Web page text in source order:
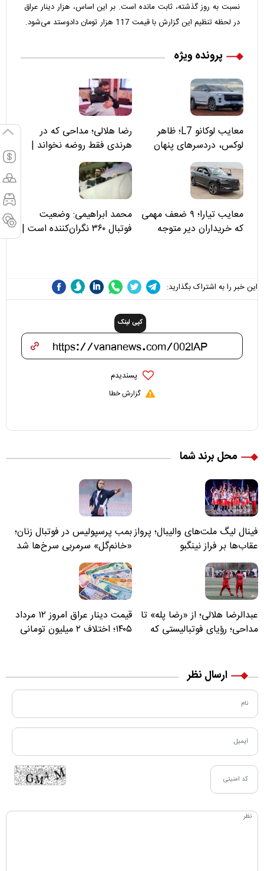
نسبت به روز گذشته، ثابت مانده است. بر این اساس، هزار دینار عراق
در لحظه تنظیم این گزارش با قیمت 117 هزار تومان دادوستد می‌شود.
پرونده ویژه
معایب لوکانو L7؛ ظاهر
لوکس، دردسرهای پنهان
رضا هلالی؛ مداحی که در
هرندی فقط روضه نخواند |
مسئولان «تکیه‌گاه آقا مرتضی
علی(ع)» را جدی‌تر ببینند
معایب تیارا؛ ۹ ضعف مهمی
که خریداران دیر متوجه
محمد ابراهیمی: وضعیت
فوتبال ۳۶۰ نگران‌کننده است |
این خبر را به اشتراک بگذارید:
کپی لینک
پسندیدم
گزارش خطا
محل برند شما
فینال لیگ ملت‌های والیبال؛ پرواز
عقاب‌ها بر فراز نینگبو
بمب پرسپولیس در فوتبال زنان؛
«خانم‌گل» سرمربی سرخ‌ها شد
عبدالرضا هلالی؛ از «رضا پله» تا
مداحی؛ رؤیای فوتبالیستی که
قیمت دینار عراق امروز ۱۲ مرداد
۱۴۰۵؛ اختلاف ۲ میلیون تومانی
ارسال نظر